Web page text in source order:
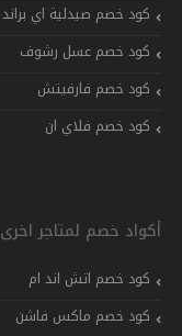
كود خصم صيدلية اي براند
كود خصم عسل رشوف
كود خصم فارفيتش
كود خصم فلاي ان
أكواد خصم لمتاجر اخرى
كود خصم اتش اند ام
كود خصم ماكس فاشن